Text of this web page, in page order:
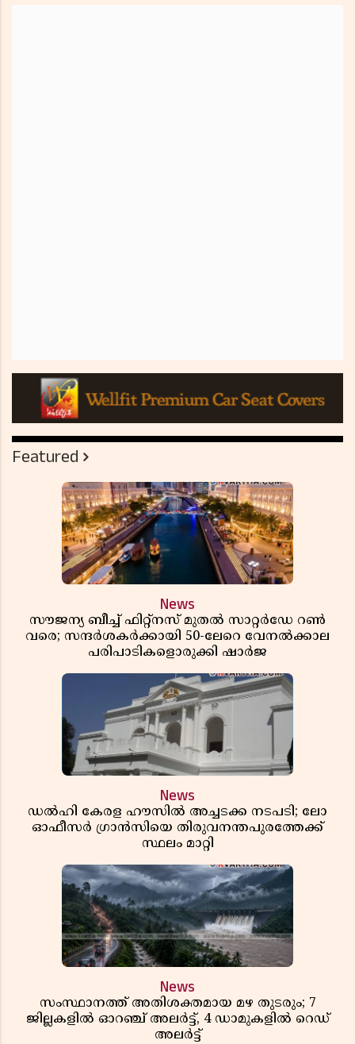
Featured
News
സൗജന്യ ബീച്ച് ഫിറ്റ്നസ് മുതൽ സാറ്റർഡേ റൺ
വരെ; സന്ദർശകർക്കായി 50-ലേറെ വേനൽക്കാല
പരിപാടികളൊരുക്കി ഷാർജ
News
ഡൽഹി കേരള ഹൗസിൽ അച്ചടക്ക നടപടി; ലോ
ഓഫീസർ ഗ്രാൻസിയെ തിരുവനന്തപുരത്തേക്ക്
സ്ഥലം മാറ്റി
News
സംസ്ഥാനത്ത് അതിശക്തമായ മഴ തുടരും; 7
ജില്ലകളിൽ ഓറഞ്ച് അലർട്ട്, 4 ഡാമുകളിൽ റെഡ്
അലർട്ട്